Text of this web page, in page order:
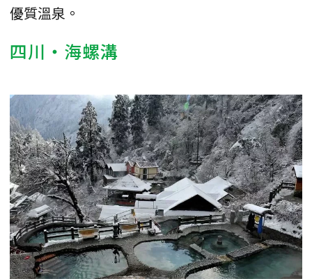
優質溫泉。
四川・海螺溝